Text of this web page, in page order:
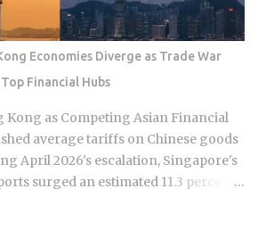
capital is quietly rotating into
and South Korea that provide the
high-bandwidth memory
substrate technologies
of AI accelerators. These
the shadows of giants like TSMC and
the pricing power typically reserved
AI hardw...
Economies Diverge as Trade War
Financial Hubs
Kong as Competing Asian Financial
average tariffs on Chinese goods
April 2026's escalation, Singapore's
surged an estimated 11.3 percent